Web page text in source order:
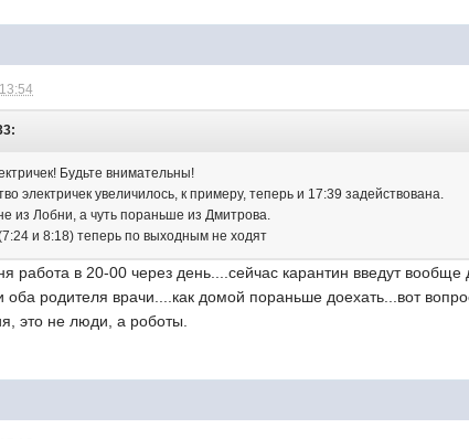
Будьте внимательны!
электричек увеличилось, к примеру, теперь и 17:39 задействована.
из Лобни, а чуть пораньше из Дмитрова.
и 8:18) теперь по выходным не ходят
работа в 20-00 через день....сейчас карантин введут
оба родителя врачи....как домой пораньше доехать...вот
это не люди, а роботы.